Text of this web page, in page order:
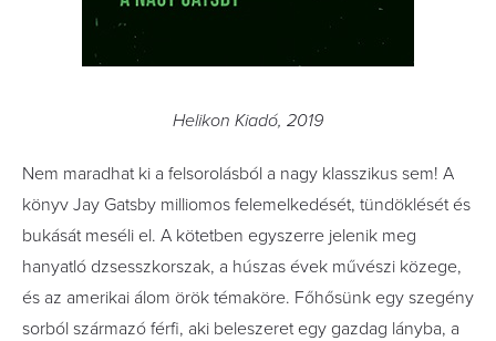
Helikon Kiadó, 2019
Nem maradhat ki a felsorolásból a nagy klasszikus sem! A
könyv Jay Gatsby milliomos felemelkedését, tündöklését és
bukását meséli el. A kötetben egyszerre jelenik meg
hanyatló dzsesszkorszak, a húszas évek művészi közege,
és az amerikai álom örök témaköre. Főhősünk egy szegény
sorból származó férfi, aki beleszeret egy gazdag lányba, a